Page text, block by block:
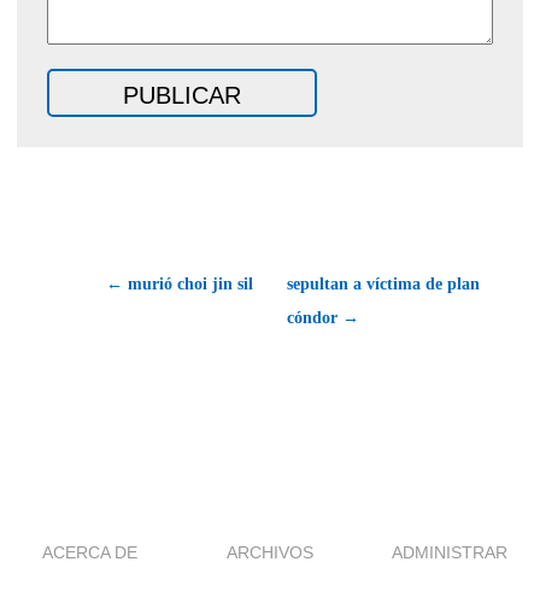
← murió choi jin sil
sepultan a víctima de plan
cóndor →
ACERCA DE ARCHIVOS ADMINISTRAR